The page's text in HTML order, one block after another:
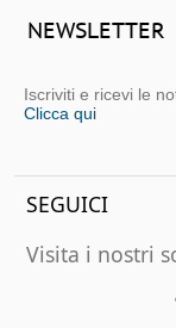
NEWSLETTER
Iscriviti e ricevi le
Clicca qui
SEGUICI
Visita i nostri